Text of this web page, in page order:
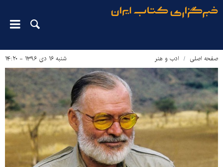
صفحه اصلی ادب و هنر شنبه ۱۶ دی ۱۳۹۶ - ۱۴:۲۰